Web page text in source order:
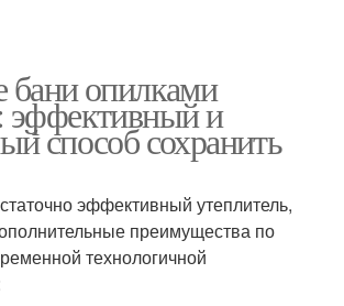
бани опилками
эффективный и
способ сохранить
эффективный утеплитель,
преимущества по
технологичной